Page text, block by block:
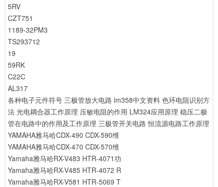
5RV
CZT751
1189-32PM3
TS293712
19
59RK
C22C
AL317
各种电子元件符号 三极管放大电路 lm358中文资料 色环电阻识别方
法 光电耦合器工作原理 压敏电阻的作用 LM324应用原理 稳压二极
管在电路中的作用及工作原理 三极管开关电路 恒流源电路工作原理
YAMAHA雅马哈CDX-490 CDX-590维
YAMAHA雅马哈CDX-470 CDX-570维
Yamaha雅马哈RX-V483 HTR-4071功
Yamaha雅马哈RX-V485 HTR-4072 R
Yamaha雅马哈RX-V581 HTR-5069 T